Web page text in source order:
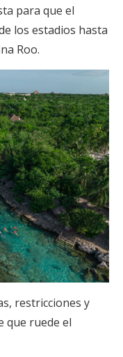
para que el
los estadios hasta
Roo.
restricciones y
que ruede el